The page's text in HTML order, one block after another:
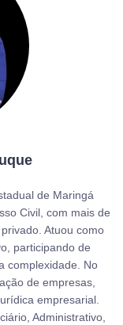
de Maringá
Civil, com mais de
Atuou como
participando de
complexidade. No
de empresas,
empresarial.
Administrativo,